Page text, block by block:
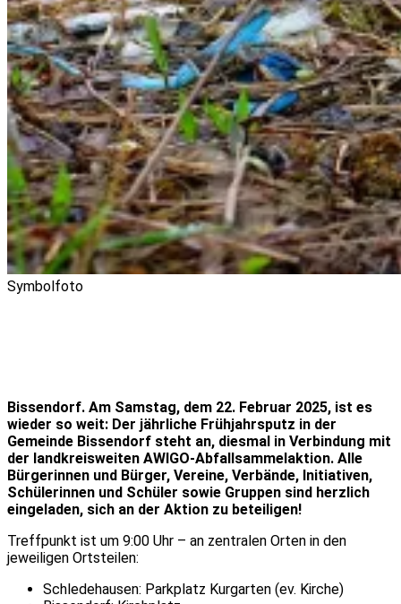
Symbolfoto
Bissendorf. Am Samstag, dem 22. Februar 2025, ist es
wieder so weit: Der jährliche Frühjahrsputz in der
Gemeinde Bissendorf steht an, diesmal in Verbindung mit
der landkreisweiten AWIGO-Abfallsammelaktion. Alle
Bürgerinnen und Bürger, Vereine, Verbände, Initiativen,
Schülerinnen und Schüler sowie Gruppen sind herzlich
eingeladen, sich an der Aktion zu beteiligen!
Treffpunkt ist um 9:00 Uhr – an zentralen Orten in den
jeweiligen Ortsteilen:
Schledehausen: Parkplatz Kurgarten (ev. Kirche)